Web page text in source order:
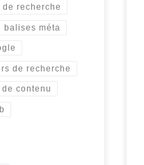
recherche
balises méta
de recherche
contenu